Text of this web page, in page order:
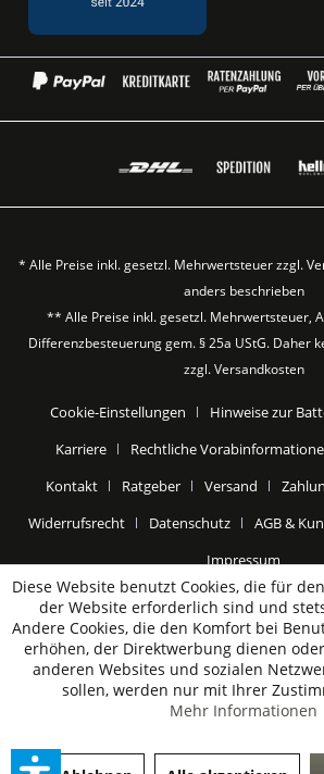
* Alle Preise inkl. gesetzl. Mehrwertsteuer zzgl.
anders beschrieben
** Alle Preise inkl. gesetzl. Mehrwertsteuer,
Differenzbesteuerung gem. § 25a UStG. Daher
zzgl.Versandkosten
Cookie-Einstellungen
Hinweise zur
Karriere
Rechtliche
Kontakt
Ratgeber Versand
Widerrufsrecht
Datenschutz
AGB &
Impressum
Diese Website benutzt Cookies, die für
der Website erforderlich sind und
Andere Cookies, die den Komfort bei
erhöhen, der Direktwerbung dienen
anderen Websites und sozialen
sollen, werden nur mit Ihrer
Mehr Informationen